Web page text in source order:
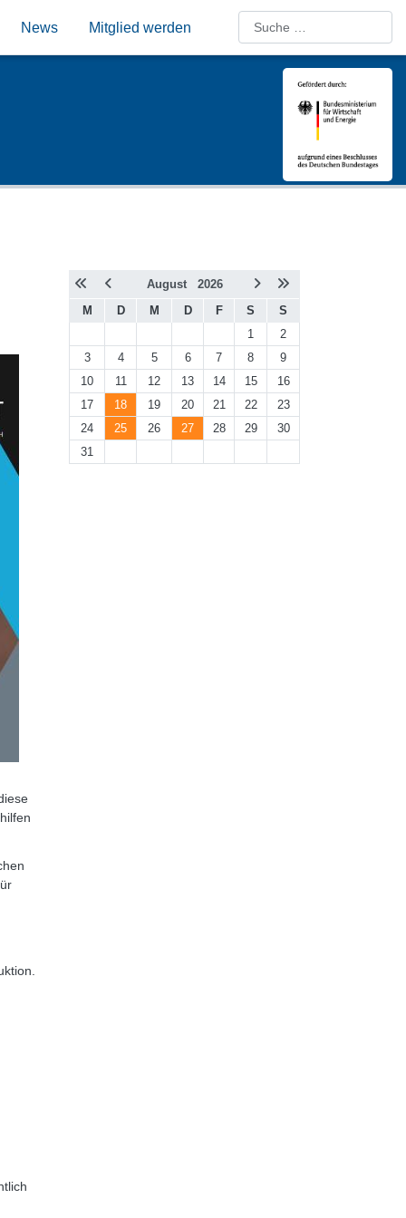
News Mitglied werden
August 2026
M
D M D F S
S
1
2
3
4 5 6 7 8
9
10
11 12 13 14 15
16
17
18 19 20 21 22
23
24
25 26 27 28 29
30
31